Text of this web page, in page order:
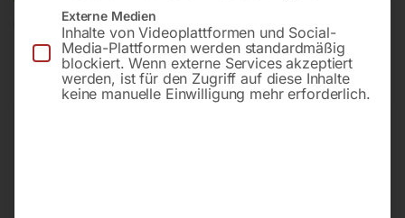
In den Warenkorb
Externe Medien
Inhalte von Videoplattformen und Social-
Media-Plattformen werden standardmäßig
blockiert. Wenn externe Services akzeptiert
werden, ist für den Zugriff auf diese Inhalte
keine manuelle Einwilligung mehr erforderlich.